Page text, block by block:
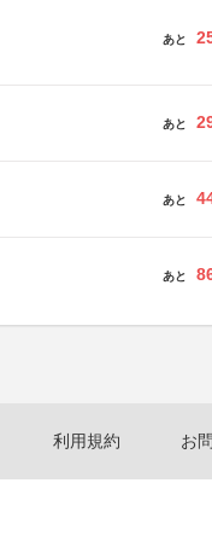
あと
あと
あと
あと
利用規約 お